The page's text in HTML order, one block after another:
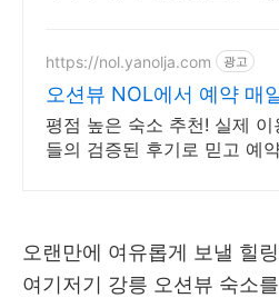
https://nol.yanolja.com 광고
오션뷰 NOL에서 예약 매
NOL DRAW 추첨!
평점 높은 숙소 추천! 실제 이
들의 검증된 후기로 믿고 예
오랜만에 여유롭게 보낼 힐
여기저기 강릉 오션뷰 숙소